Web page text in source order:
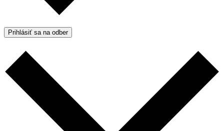
Prihlásiť sa na odber